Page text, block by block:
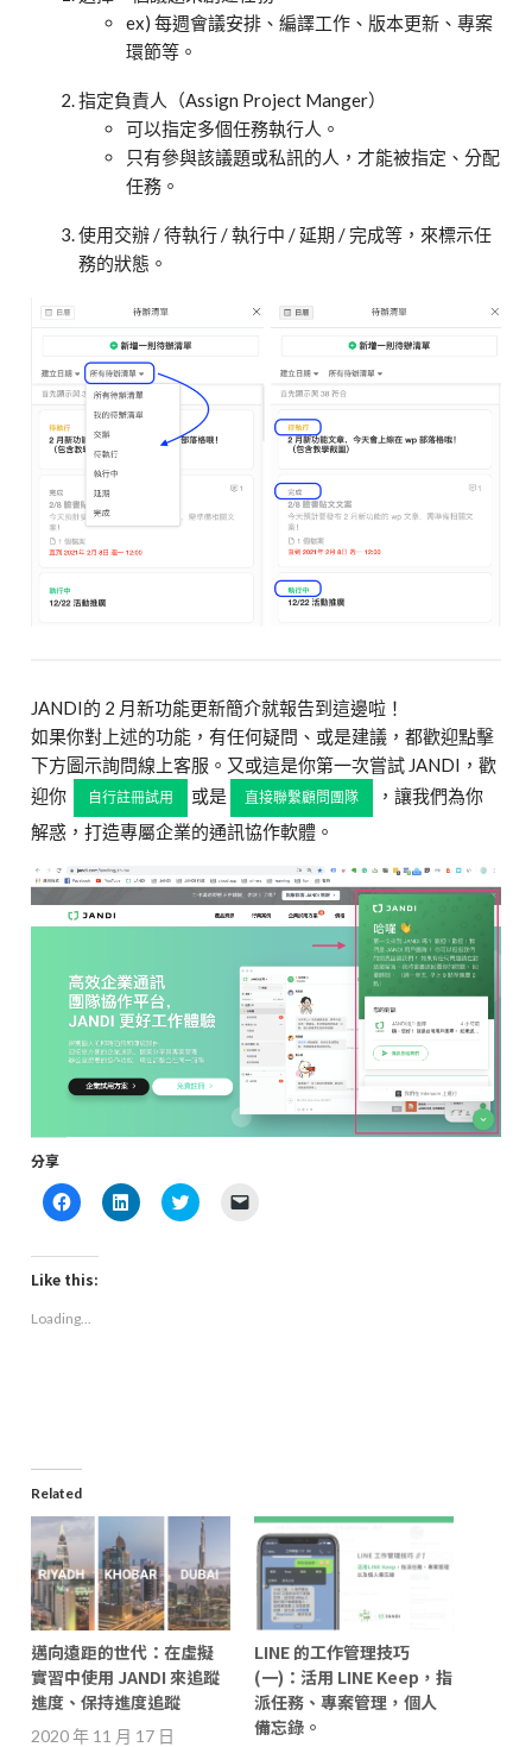
ex) 每週會議安排、編譯工作、版本更新、專案
環節等。
指定負責人（Assign Project Manger）
可以指定多個任務執行人。
只有參與該議題或私訊的人，才能被指定、分配
任務。
使用交辦 / 待執行 / 執行中 / 延期 / 完成等，來標示任
務的狀態。
JANDI的 2 月新功能更新簡介就報告到這邊啦！
如果你對上述的功能，有任何疑問、或是建議，都歡迎點擊
下方圖示詢問線上客服。又或這是你第一次嘗試 JANDI，歡
迎你
自行註冊試用 或是 直接聯繫顧問團隊
，讓我們為你
解惑，打造專屬企業的通訊協作軟體。
分享
Click
to
Facebook
(Opens
in
window)
Click
to
Click
to
Like this:
Loading...
Related
邁向遠距的世代：在虛擬
實習中使用 JANDI 來追蹤
進度、保持進度追蹤
2020 年 11 月 17 日
LINE 的工作管理技巧
(一)：活用 LINE Keep，指
派任務、專案管理，個人
備忘錄。